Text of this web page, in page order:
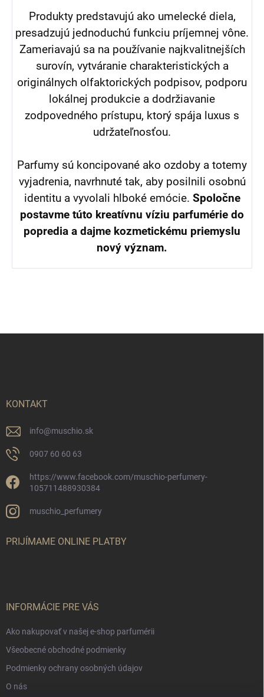
Produkty predstavujú ako umelecké diela,
presadzujú jednoduchú funkciu príjemnej vône.
Zameriavajú sa na používanie najkvalitnejších
surovín, vytváranie charakteristických a
originálnych olfaktorických podpisov, podporu
lokálnej produkcie a dodržiavanie
zodpovedného prístupu, ktorý spája luxus s
udržateľnosťou.
Parfumy sú koncipované ako ozdoby a totemy
vyjadrenia, navrhnuté tak, aby posilnili osobnú
identitu a vyvolali hlboké emócie. Spoločne
postavme túto kreatívnu víziu parfumérie do
popredia a dajme kozmetickému priemyslu
nový význam.
KONTAKT
info@muschio.sk
0907 60 60 63
https://www.facebook.com/muschio-perfumery-
105711488930384
muschio_perfumery
PRIJÍMAME ONLINE PLATBY
INFORMÁCIE PRE VÁS
Ako nakupovať v našej e-shop parfumérii
Všeobecné obchodné podmienky
Podmienky ochrany osobných údajov
O nás